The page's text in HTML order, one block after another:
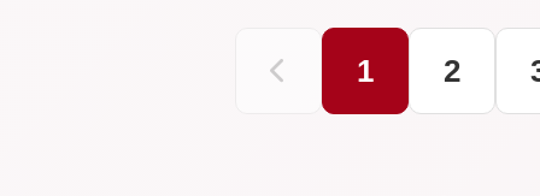
1 2